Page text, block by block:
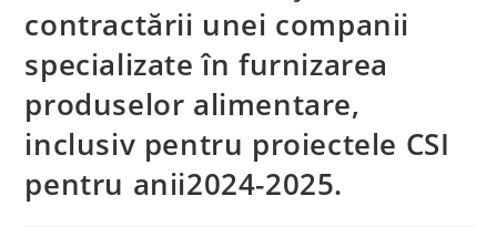
contractării unei companii
specializate în furnizarea
produselor alimentare,
inclusiv pentru proiectele CSI
pentru anii2024-2025.